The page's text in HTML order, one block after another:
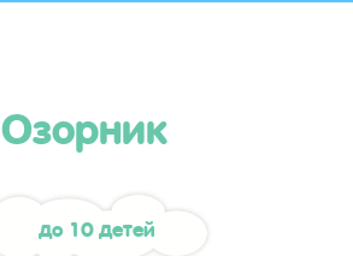
Озорник
до 10 детей